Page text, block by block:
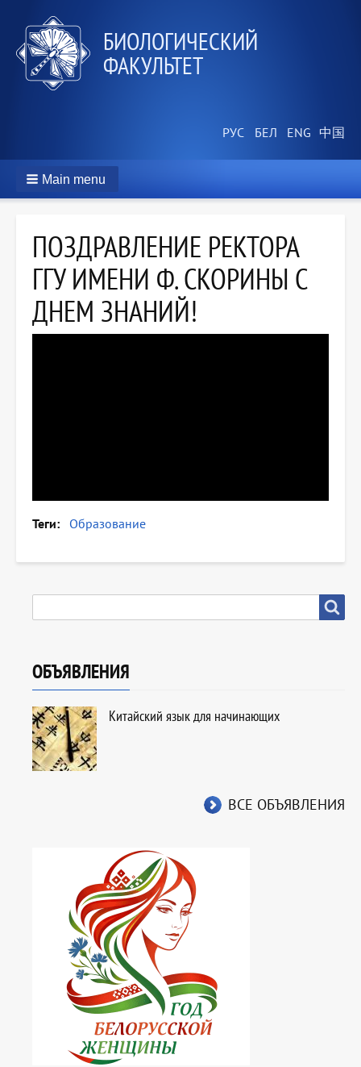
БИОЛОГИЧЕСКИЙ
ФАКУЛЬТЕТ
Main menu
ПОЗДРАВЛЕНИЕ РЕКТОРА
ГГУ ИМЕНИ Ф. СКОРИНЫ С
ДНЕМ ЗНАНИЙ!
Теги Образование
ОБЪЯВЛЕНИЯ
Китайский язык для начинающих
ВСЕ ОБЪЯВЛЕНИЯ